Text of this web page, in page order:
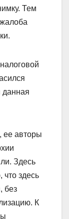
Тем
данная
ее авторы
Здесь
что здесь
без
К